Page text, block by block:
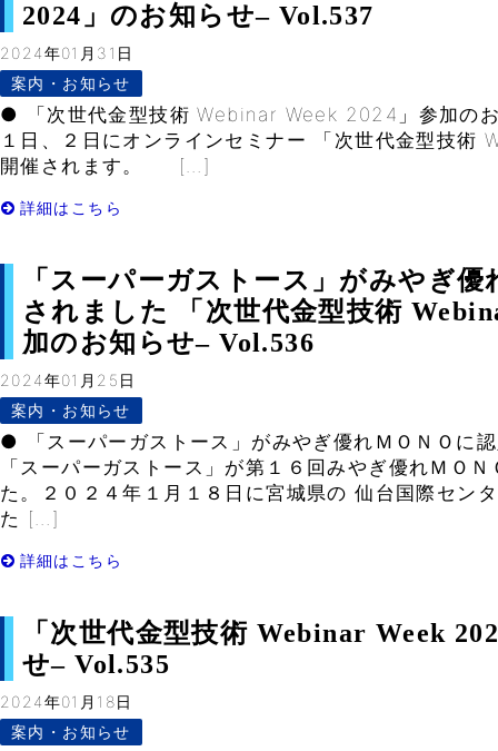
2024」のお知らせ– Vol.537
2024年01月31日
案内・お知らせ
● 「次世代金型技術 Webinar Week 2024」参加の
１日、２日にオンラインセミナー 「次世代金型技
開催されます。 […]
詳細はこちら
「スーパーガストース」がみやぎ
されました 「次世代金型技術
加のお知らせ– Vol.536
2024年01月25日
案内・お知らせ
● 「スーパーガストース」がみやぎ優れＭＯＮＯに
「スーパーガストース」が第１６回みやぎ優れＭＯ
た。２０２４年１月１８日に宮城県の 仙台国際セン
た […]
詳細はこちら
「次世代金型技術 Webinar Week
せ– Vol.535
2024年01月18日
案内・お知らせ